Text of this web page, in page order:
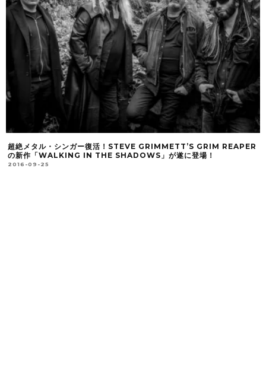
超絶メタル・シンガー復活！STEVE GRIMMETT’S GRIM REAPER
の新作「WALKING IN THE SHADOWS」が遂に登場！
2016-09-25